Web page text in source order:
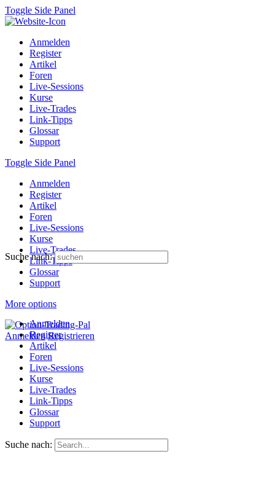
Toggle Side Panel
Anmelden
Register
Artikel
Foren
Live-Sessions
Kurse
Live-Trades
Link-Tipps
Glossar
Support
Toggle Side Panel
Anmelden
Register
Artikel
Foren
Live-Sessions
Kurse
Live-Trades
Link-Tipps
Glossar
Support
More options
Anmelden Registrieren
Suche nach:
Anmelden
Register
Artikel
Foren
Live-Sessions
Kurse
Live-Trades
Link-Tipps
Glossar
Support
Suche nach: